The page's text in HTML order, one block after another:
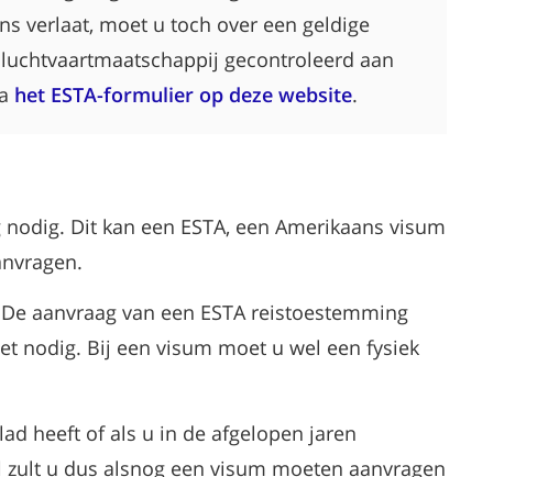
verlaat, moet u toch over een geldige
gecontroleerd aan
het ESTA-formulier op deze website.
Dit kan een ESTA, een Amerikaans visum
aanvraag van een ESTA reistoestemming
nodig. Bij een visum moet u wel een fysiek
heeft of als u in de afgelopen jaren
u dus alsnog een visum moeten aanvragen